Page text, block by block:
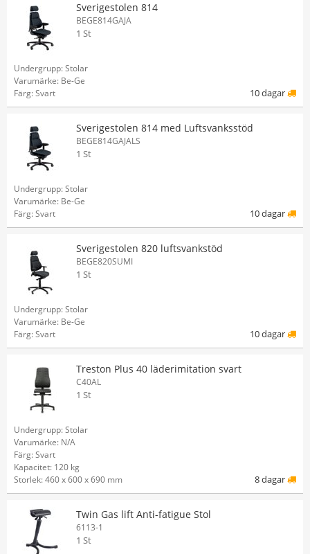
Sverigestolen 814
BEGE814GAJA
1 St
Undergrupp: Stolar
Varumärke: Be-Ge
Färg: Svart
10 dagar
Sverigestolen 814 med Luftsvanksstöd
BEGE814GAJALS
1 St
Undergrupp: Stolar
Varumärke: Be-Ge
Färg: Svart
10 dagar
Sverigestolen 820 luftsvankstöd
BEGE820SUMI
1 St
Undergrupp: Stolar
Varumärke: Be-Ge
Färg: Svart
10 dagar
Treston Plus 40 läderimitation svart
C40AL
1 St
Undergrupp: Stolar
Varumärke: N/A
Färg: Svart
Kapacitet: 120 kg
Storlek: 460 x 600 x 690 mm
8 dagar
Twin Gas lift Anti-fatigue Stol
6113-1
1 St